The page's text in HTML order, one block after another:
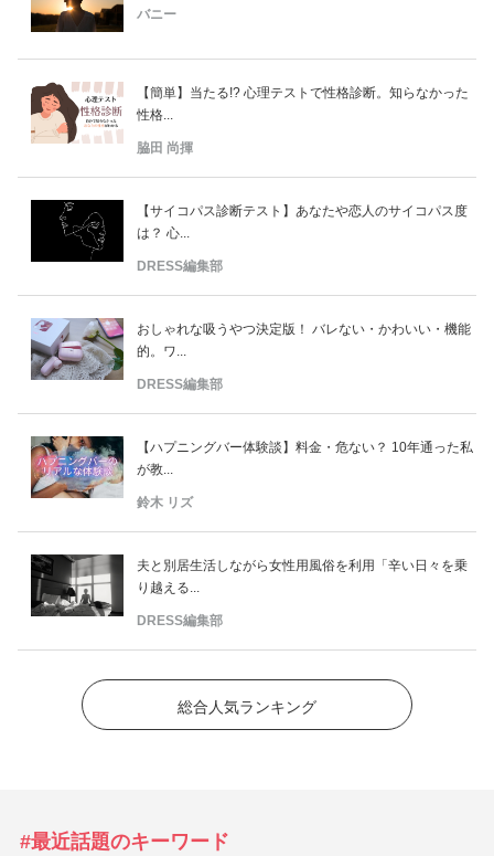
バニー
【簡単】当たる!? 心理テストで性格診断。知らなかった
性格...
脇田 尚揮
【サイコパス診断テスト】あなたや恋人のサイコパス度
は？ 心...
DRESS編集部
おしゃれな吸うやつ決定版！ バレない・かわいい・機能
的。ワ...
DRESS編集部
【ハプニングバー体験談】料金・危ない？ 10年通った私
が教...
鈴木 リズ
夫と別居生活しながら女性用風俗を利用「辛い日々を乗
り越える...
DRESS編集部
総合人気ランキング
#最近話題のキーワード